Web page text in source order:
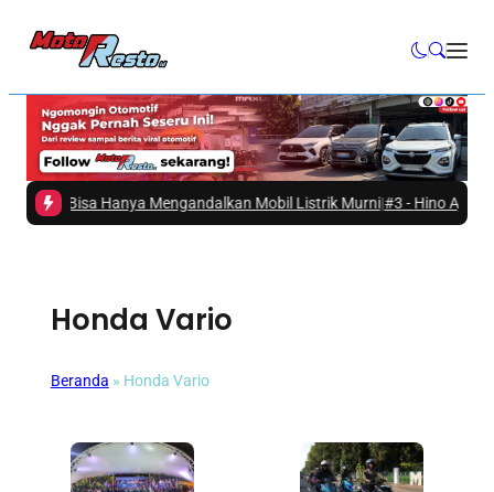
Bisa Hanya Mengandalkan Mobil Listrik Murni|#3 -Hino Ajak
Honda Vario
Beranda » Honda Vario